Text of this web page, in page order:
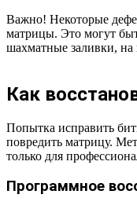
Важно! Некоторые
матрицы. Это могут
шахматные заливки,
Как
Попытка исправить
повредить матрицу.
только для
Программное